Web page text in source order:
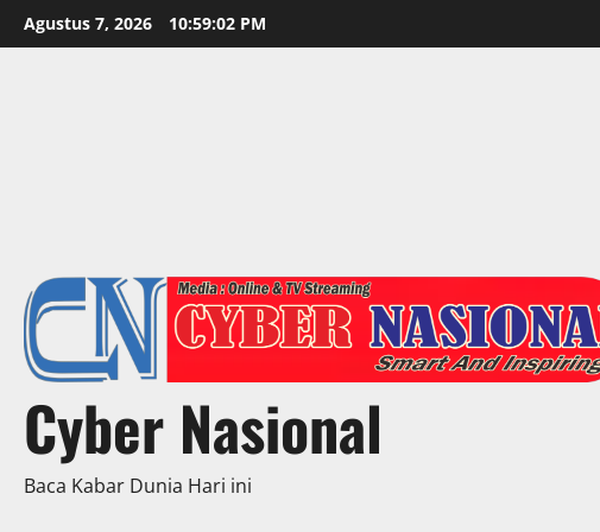
Skip
to
Agustus 7, 2026 10:59:04 PM
Cyber Nasional
Baca Kabar Dunia Hari ini